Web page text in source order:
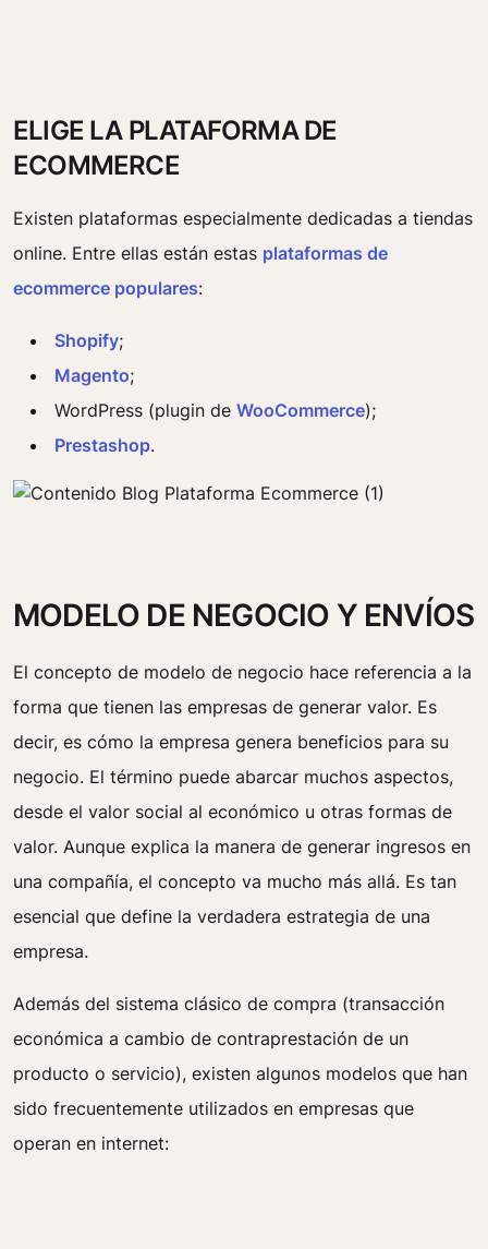
ELIGE LA PLATAFORMA DE
ECOMMERCE
Existen plataformas especialmente dedicadas a tiendas
online. Entre ellas están estas plataformas de
ecommerce populares:
Shopify;
Magento;
WordPress (plugin de WooCommerce);
Prestashop.
MODELO DE NEGOCIO Y ENVÍOS
El concepto de modelo de negocio hace referencia a la
forma que tienen las empresas de generar valor. Es
decir, es cómo la empresa genera beneficios para su
negocio. El término puede abarcar muchos aspectos,
desde el valor social al económico u otras formas de
valor. Aunque explica la manera de generar ingresos en
una compañía, el concepto va mucho más allá. Es tan
esencial que define la verdadera estrategia de una
empresa.
Además del sistema clásico de compra (transacción
económica a cambio de contraprestación de un
producto o servicio), existen algunos modelos que han
sido frecuentemente utilizados en empresas que
operan en internet: